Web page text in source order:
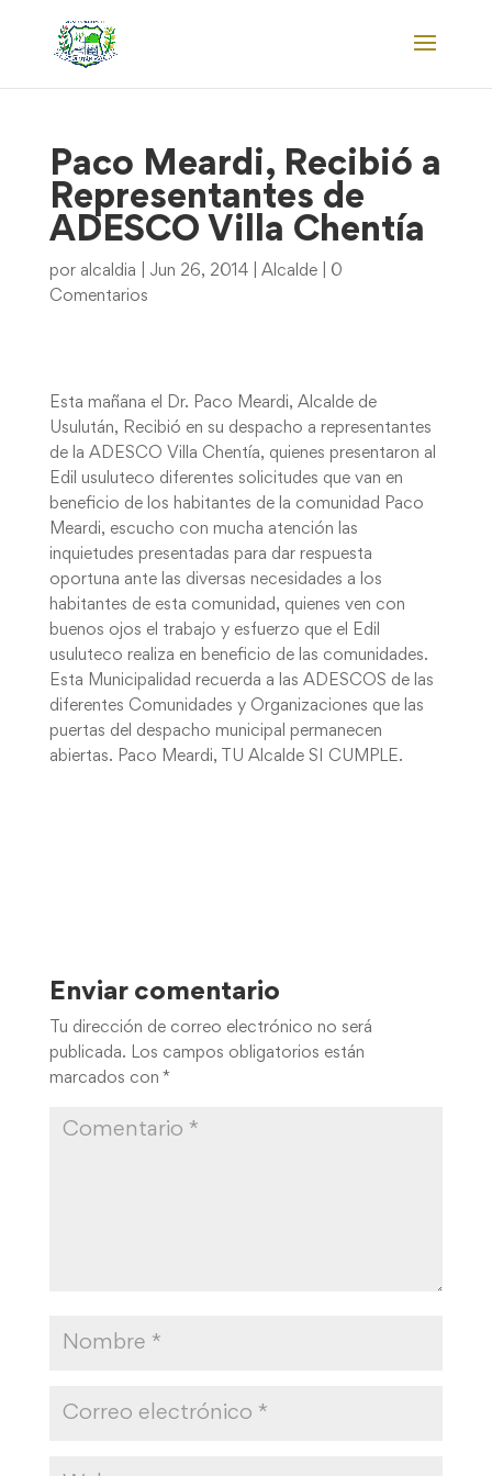
Paco Meardi, Recibió a
Representantes de
ADESCO Villa Chentía
por alcaldia Jun 26, 2014| Alcalde| 0
Comentarios
Esta mañana el Dr. Paco Meardi, Alcalde de
Usulután, Recibió en su despacho a representantes
de la ADESCO Villa Chentía, quienes presentaron al
Edil usuluteco diferentes solicitudes que van en
beneficio de los habitantes de la comunidad Paco
Meardi, escucho con mucha atención las
inquietudes presentadas para dar respuesta
oportuna ante las diversas necesidades a los
habitantes de esta comunidad, quienes ven con
buenos ojos el trabajo y esfuerzo que el Edil
usuluteco realiza en beneficio de las comunidades.
Esta Municipalidad recuerda a las ADESCOS de las
diferentes Comunidades y Organizaciones que las
puertas del despacho municipal permanecen
abiertas. Paco Meardi, TU Alcalde SI CUMPLE.
Enviar comentario
Tu dirección de correo electrónico no será
publicada.
Los campos obligatorios están
marcados con *